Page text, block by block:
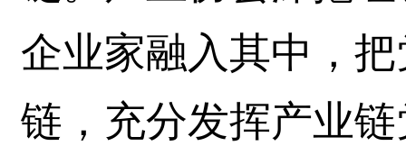
企业家融入其中，
链，充分发挥产业